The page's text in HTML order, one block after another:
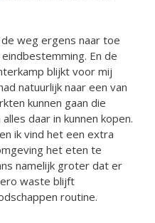
weg ergens naar toe
En de
blijkt voor mij
natuurlijk naar een van
kunnen gaan die
daar in kunnen kopen.
ik vind het een extra
het eten te
namelijk groter dat er
waste blijft
routine.